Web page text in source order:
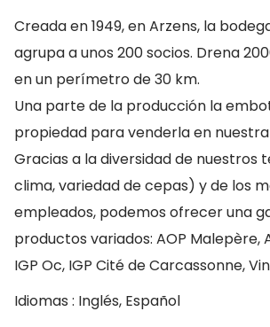
Creada en 1949, en Arzens, la
agrupa a unos 200 socios. Drena
en un perímetro de 30 km.
Una parte de la producción la
propiedad para venderla en
Gracias a la diversidad de nuestros
clima, variedad de cepas) y de los
empleados, podemos ofrecer una
productos variados: AOP Malepère,
IGP Oc, IGP Cité de Carcassonne,
Idiomas : Inglés, Español